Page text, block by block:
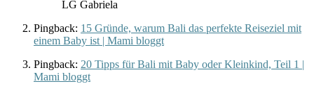
LG Gabriela
Pingback: 15 Gründe, warum Bali das perfekte Reiseziel mit
einem Baby ist | Mami bloggt
Pingback: 20 Tipps für Bali mit Baby oder Kleinkind, Teil 1 |
Mami bloggt